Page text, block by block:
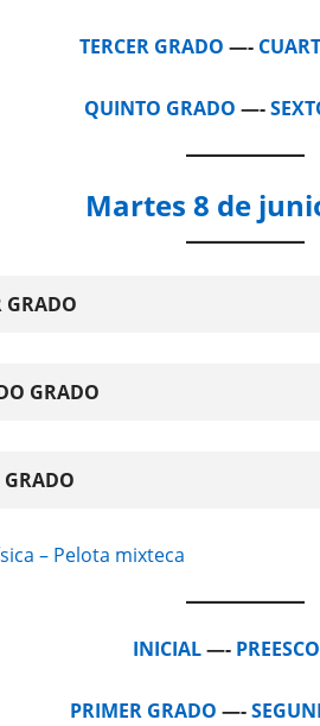
TERCER GRADO —-
QUINTO GRADO —-
Martes 8 de
GRADO
GRADO
GRADO
– Pelota mixteca
INICIAL—-
PRIMER GRADO —-